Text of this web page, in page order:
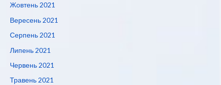
Жовтень 2021
Вересень 2021
Серпень 2021
Липень 2021
Червень 2021
Травень 2021